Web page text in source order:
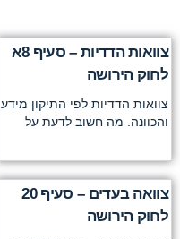
צוואות הדדיות – סעיף 8א
לחוק הירושה
צוואות הדדיות לפי התיקון מידע
והכוונה. מה חשוב לדעת על
צוואה בעדים – סעיף 20
לחוק הירושה